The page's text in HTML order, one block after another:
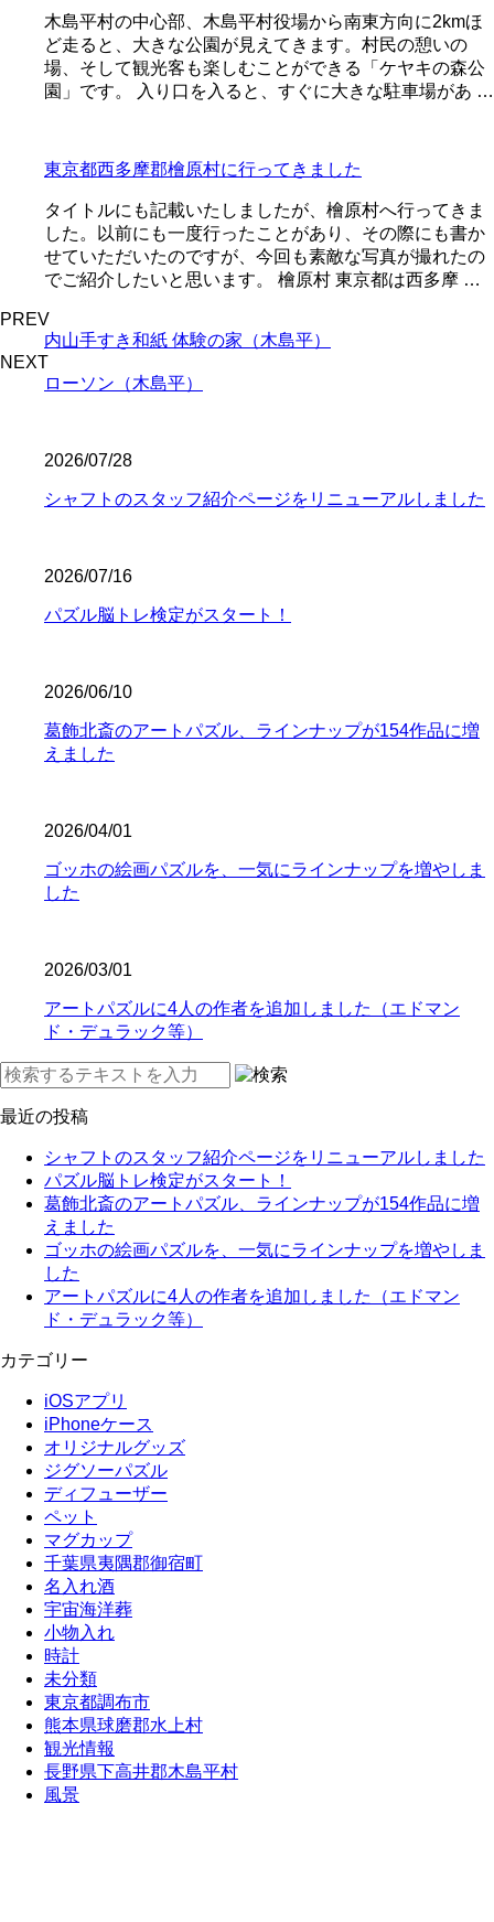
木島平村の中心部、木島平村役場から南東方向に2kmほ
ど走ると、大きな公園が見えてきます。村民の憩いの
場、そして観光客も楽しむことができる「ケヤキの森公
園」です。 入り口を入ると、すぐに大きな駐車場があ …
東京都西多摩郡檜原村に行ってきました
タイトルにも記載いたしましたが、檜原村へ行ってきま
した。以前にも一度行ったことがあり、その際にも書か
せていただいたのですが、今回も素敵な写真が撮れたの
でご紹介したいと思います。 檜原村 東京都は西多摩 …
PREV
内山手すき和紙 体験の家（木島平）
NEXT
ローソン（木島平）
2026/07/28
シャフトのスタッフ紹介ページをリニューアルしました
2026/07/16
パズル脳トレ検定がスタート！
2026/06/10
葛飾北斎のアートパズル、ラインナップが154作品に増
えました
2026/04/01
ゴッホの絵画パズルを、一気にラインナップを増やしま
した
2026/03/01
アートパズルに4人の作者を追加しました（エドマン
ド・デュラック等）
最近の投稿
シャフトのスタッフ紹介ページをリニューアルしました
パズル脳トレ検定がスタート！
葛飾北斎のアートパズル、ラインナップが154作品に増
えました
ゴッホの絵画パズルを、一気にラインナップを増やしま
した
アートパズルに4人の作者を追加しました（エドマン
ド・デュラック等）
カテゴリー
iOSアプリ
iPhoneケース
オリジナルグッズ
ジグソーパズル
ディフューザー
ペット
マグカップ
千葉県夷隅郡御宿町
名入れ酒
宇宙海洋葬
小物入れ
時計
未分類
東京都調布市
熊本県球磨郡水上村
観光情報
長野県下高井郡木島平村
風景